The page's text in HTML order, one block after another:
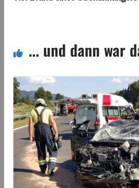
... und dann war